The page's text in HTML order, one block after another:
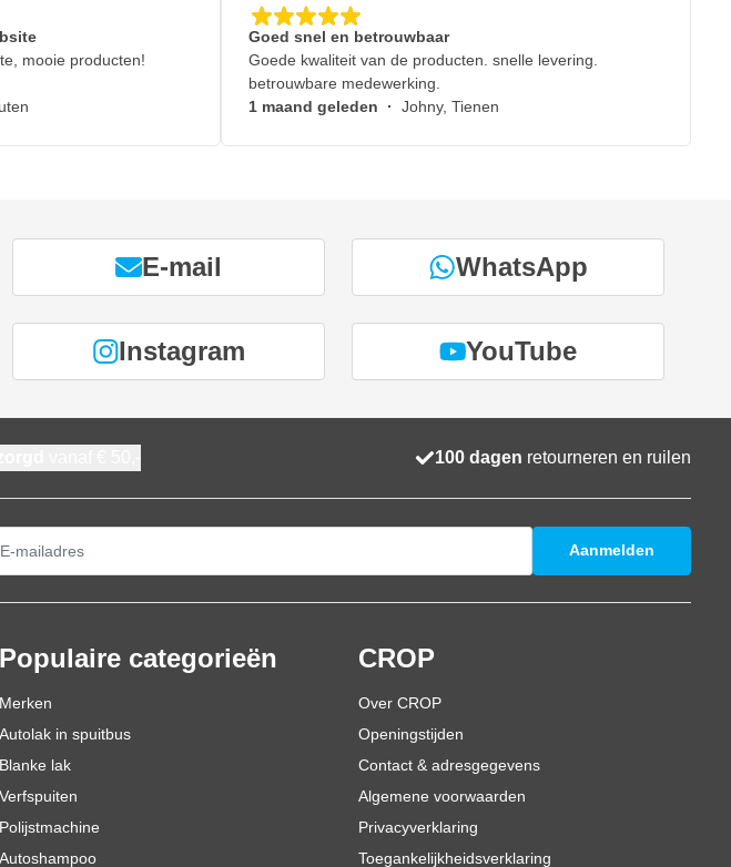
mooie producten!
Goed snel en betrouwbaar
Goede kwaliteit van de producten. snelle levering.
betrouwbare medewerking.
1 maand geleden · Johny, Tienen
E-mail WhatsApp
Instagram YouTube
100 dagen retourneren en ruilen
Aanmelden
Populaire categorieën
Merken
Autolak in spuitbus
Blanke lak
Verfspuiten
Polijstmachine
Autoshampoo
CROP
Over CROP
Openingstijden
Contact & adresgegevens
Algemene voorwaarden
Privacyverklaring
Toegankelijkheidsverklaring